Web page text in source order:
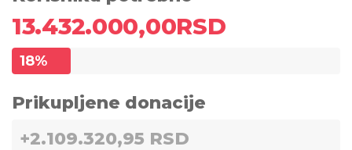
13.432.000,00RSD
18%
Prikupljene donacije
+2.109.320,95 RSD